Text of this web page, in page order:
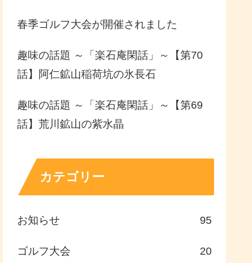
春季ゴルフ大会が開催されました
趣味の話題 ～「楽石庵閑話」～【第70
話】阿仁鉱山稲荷坑の氷長石
趣味の話題 ～「楽石庵閑話」～【第69
話】荒川鉱山の紫水晶
カテゴリー
お知らせ 95
ゴルフ大会 20